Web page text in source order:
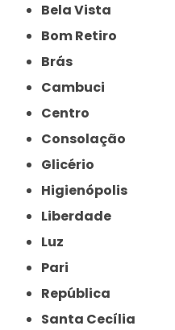
Bela Vista
Bom Retiro
Brás
Cambuci
Centro
Consolação
Glicério
Higienópolis
Liberdade
Luz
Pari
República
Santa Cecília